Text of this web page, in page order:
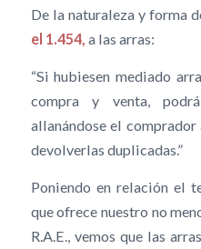
De la naturaleza y forma
el 1.454, a las arras:
“Si hubiesen mediado
compra y venta,
allanándose el
devolverlas duplicadas.”
Poniendo en relación el
que ofrece nuestro no
R.A.E., vemos que las